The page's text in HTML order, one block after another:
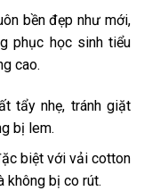
bền đẹp như mới,
phục học sinh tiểu
cao.
tẩy nhẹ, tránh giặt
bị lem.
biệt với vải cotton
không bị co rút.